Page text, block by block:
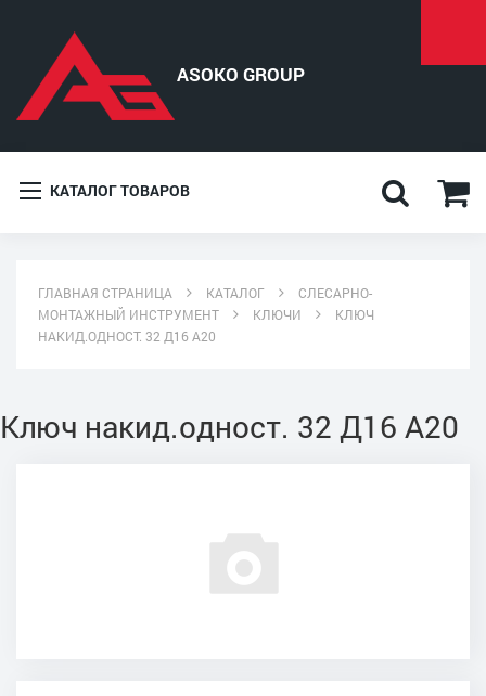
КАТАЛОГ ТОВАРОВ
ГЛАВНАЯ СТРАНИЦА КАТАЛОГ
СЛЕСАРНО-
МОНТАЖНЫЙ ИНСТРУМЕНТ
КЛЮЧИ
КЛЮЧ
НАКИД.ОДНОСТ. 32 Д16 А20
Ключ накид.одност. 32 Д16 А20